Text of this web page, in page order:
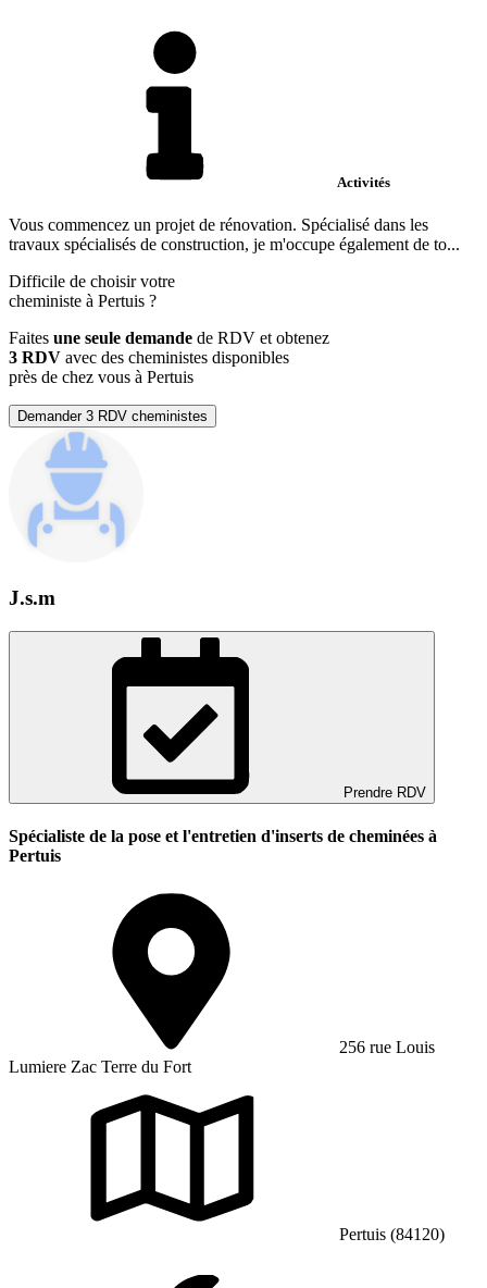
Activités
Vous commencez un projet de rénovation. Spécialisé dans les
travaux spécialisés de construction, je m'occupe également de to...
Difficile de choisir votre
cheministe à Pertuis ?
Faites une seule demande de RDV et obtenez
3 RDV avec des cheministes disponibles
près de chez vous à Pertuis
Demander 3 RDV cheministes
J.s.m
Prendre RDV
Spécialiste de la pose et l'entretien d'inserts de cheminées à
Pertuis
256 rue Louis
Lumiere Zac Terre du Fort
Pertuis (84120)